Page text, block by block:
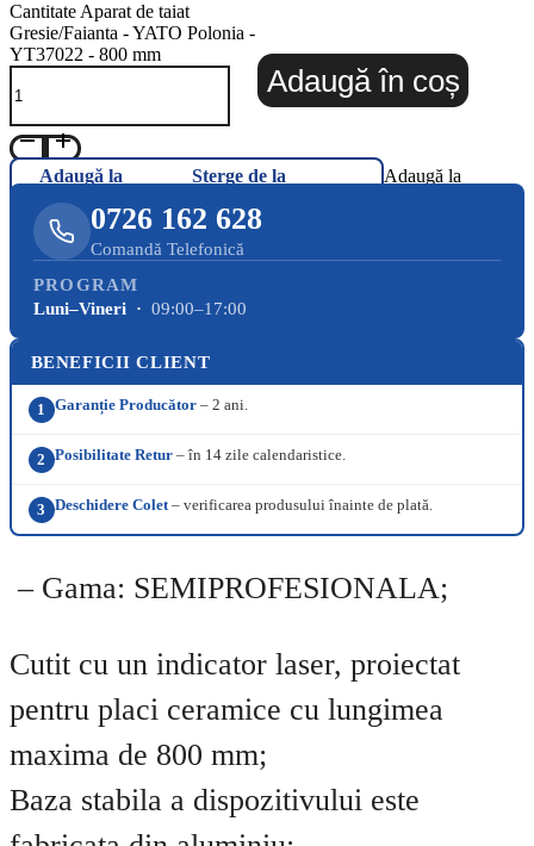
Cantitate Aparat de taiat
Gresie/Faianta - YATO Polonia -
YT37022 - 800 mm
Adaugă în coș
Adaugă la
Șterge de la
Adaugă la
0726 162 628
Comandă Telefonică
PROGRAM
Luni–Vineri · 09:00–17:00
BENEFICII CLIENT
1 Garanție Producător– 2 ani.
2 Posibilitate Retur– în 14 zile calendaristice.
3 Deschidere Colet– verificarea produsului înainte de plată.
– Gama: SEMIPROFESIONALA;
Cutit cu un indicator laser, proiectat
pentru placi ceramice cu lungimea
maxima de 800 mm;
Baza stabila a dispozitivului este